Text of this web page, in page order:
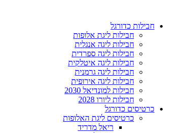
חבילות כדורגל
חבילות ליגת אלופות
חבילות ליגה אנגלית
חבילות ליגה ספרדית
חבילות ליגה איטלקית
חבילות ליגה גרמנית
חבילות ליגה אירופית
חבילות למונדיאל 2030
חבילות ליורו 2028
כרטיסים כדורגל
כרטיסים ליגת האלופות
ריאל מדריד